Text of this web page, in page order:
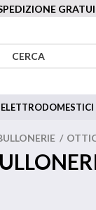
ELETTRODOMESTICI
/